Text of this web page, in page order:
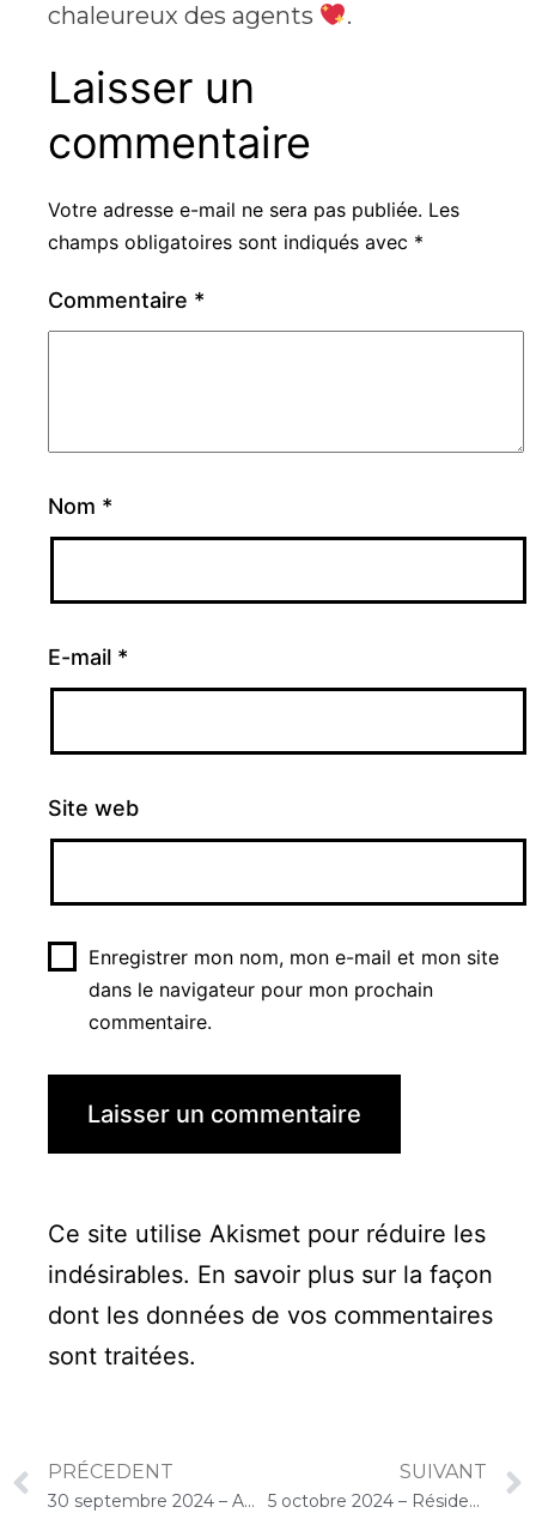
chaleureux des agents
.
Laisser un
commentaire
Votre adresse e-mail ne sera pas publiée. Les
champs obligatoires sont indiqués avec *
Commentaire *
Nom *
E-mail *
Site web
Enregistrer mon nom, mon e-mail et mon site
dans le navigateur pour mon prochain
commentaire.
Ce site utilise Akismet pour réduire les
indésirables. En savoir plus sur la façon
dont les données de vos commentaires
sont traitées.
PRÉCEDENT
30 septembre 2024 – ARPAVIE Anne de Bretagne (Les Mureaux) : Concert « Choco-Cello Solo »
SUIVANT
5 octobre 2024 – Résidence Oh Activ Cergy (Cergy) : Concert « Cello Solo »